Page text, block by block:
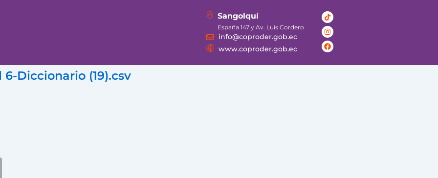
Sangolquí
España 147 y Av. Luis Cordero
info@coproder.gob.ec
www.coproder.gob.ec
Tiktok
Instagram
Facebook
Diccionario (19).csv